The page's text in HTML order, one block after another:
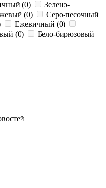
(0)
Зелено-
(0)
Серо-песочный
Ежевичный (0)
(0)
Бело-бирюзовый